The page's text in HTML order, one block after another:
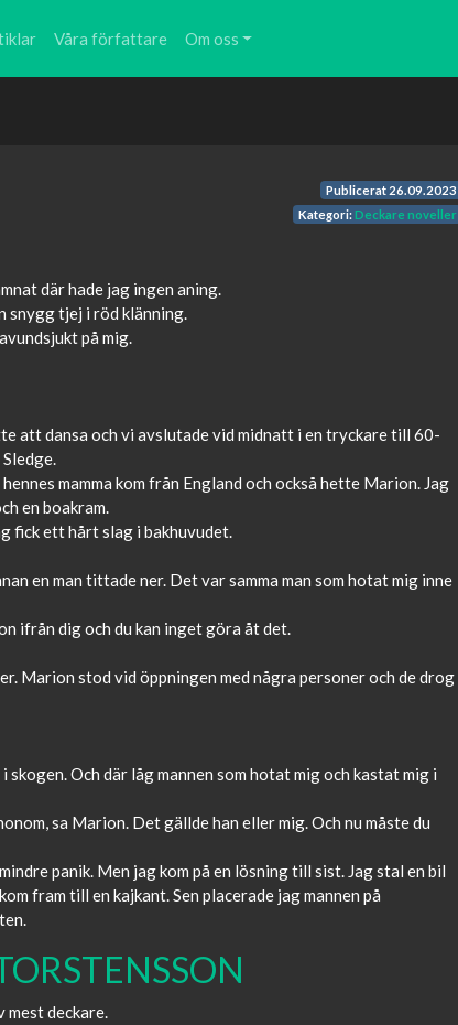
Våra författare Om oss
Publicerat 26.09.2023
Kategori:Deckare noveller
där hade jag ingen aning.
snygg tjej i röd klänning.
på mig.
att dansa och vi avslutade vid midnatt i en tryckare till 60-
mamma kom från England och också hette Marion. Jag
en boakram.
fick ett hårt slag i bakhuvudet.
en man tittade ner. Det var samma man som hotat mig inne
ifrån dig och du kan inget göra åt det.
Marion stod vid öppningen med några personer och de drog
skogen. Och där låg mannen som hotat mig och kastat mig i
sa Marion. Det gällde han eller mig. Och nu måste du
panik. Men jag kom på en lösning till sist. Jag stal en bil
fram till en kajkant. Sen placerade jag mannen på
deckare.